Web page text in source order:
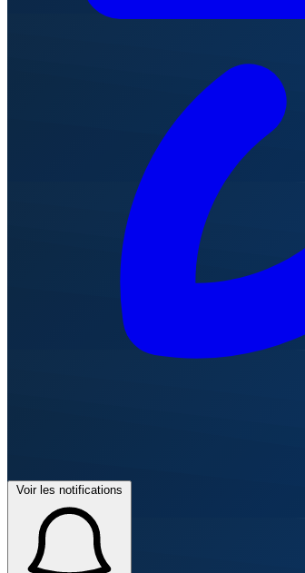
Voir les notifications